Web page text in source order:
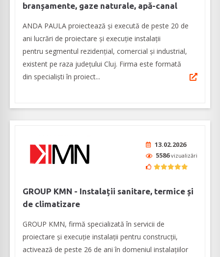
branșamente, gaze naturale, apă-canal
ANDA PAULA proiectează și execută de peste 20 de
ani lucrări de proiectare şi execuţie instalații
pentru segmentul rezidențial, comercial și industrial,
existent pe raza județului Cluj. Firma este formată
din specialiști în proiect...
13.02.2026
5586vizualizări
GROUP KMN - Instalații sanitare, termice și
de climatizare
GROUP KMN, firmă specializată în servicii de
proiectare și execuție instalații pentru construcții,
activează de peste 26 de ani în domeniul instalațiilor